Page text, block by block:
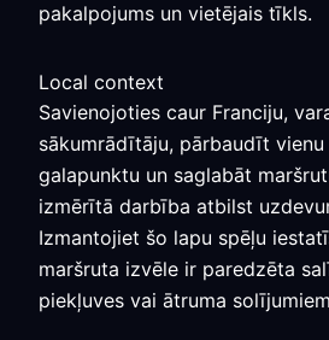
pakalpojums un vietējais tīkls.
Local context
Savienojoties caur Franciju,
sākumrādītāju, pārbaudīt
galapunktu un saglabāt
izmērītā darbība atbilst
Izmantojiet šo lapu spēļu
maršruta izvēle ir paredzēta
piekļuves vai ātruma